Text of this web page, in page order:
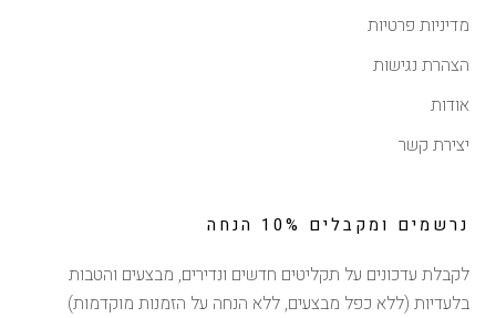
מדיניות פרטיות
הצהרת נגישות
אודות
יצירת קשר
נרשמים ומקבלים 10% הנחה
לקבלת עדכונים על תקליטים חדשים ונדירים, מבצעים והטבות
בלעדיות (ללא כפל מבצעים, ללא הנחה על הזמנות מוקדמות)